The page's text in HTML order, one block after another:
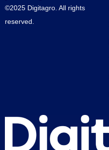
©2025 Digitagro. All rights
reserved.